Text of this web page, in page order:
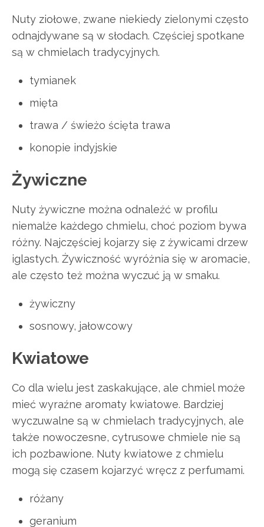
Nuty ziołowe, zwane niekiedy zielonymi często
odnajdywane są w słodach. Częściej spotkane
są w chmielach tradycyjnych.
tymianek
mięta
trawa / świeżo ścięta trawa
konopie indyjskie
Żywiczne
Nuty żywiczne można odnaleźć w profilu
niemalże każdego chmielu, choć poziom bywa
różny. Najczęściej kojarzy się z żywicami drzew
iglastych. Żywiczność wyróżnia się w aromacie,
ale często też można wyczuć ją w smaku.
żywiczny
sosnowy, jałowcowy
Kwiatowe
Co dla wielu jest zaskakujące, ale chmiel może
mieć wyraźne aromaty kwiatowe. Bardziej
wyczuwalne są w chmielach tradycyjnych, ale
także nowoczesne, cytrusowe chmiele nie są
ich pozbawione. Nuty kwiatowe z chmielu
mogą się czasem kojarzyć wręcz z perfumami.
różany
geranium